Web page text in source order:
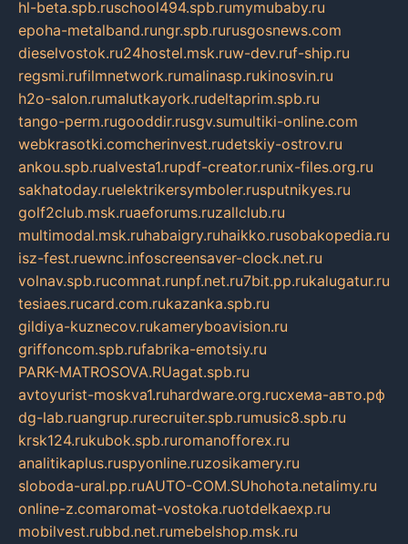
hl-beta.spb.ruschool494.spb.rumymubaby.ru
epoha-metalband.rungr.spb.rurusgosnews.com
dieselvostok.ru24hostel.msk.ruw-dev.ruf-ship.ru
regsmi.rufilmnetwork.rumalinasp.rukinosvin.ru
h2o-salon.rumalutkayork.rudeltaprim.spb.ru
tango-perm.rugooddir.rusgv.sumultiki-online.com
webkrasotki.comcherinvest.rudetskiy-ostrov.ru
ankou.spb.rualvesta1.rupdf-creator.runix-files.org.ru
sakhatoday.ruelektrikersymboler.rusputnikyes.ru
golf2club.msk.ruaeforums.ruzallclub.ru
multimodal.msk.ruhabaigry.ruhaikko.rusobakopedia.ru
isz-fest.ruewnc.infoscreensaver-clock.net.ru
volnav.spb.rucomnat.runpf.net.ru7bit.pp.rukalugatur.ru
tesiaes.rucard.com.rukazanka.spb.ru
gildiya-kuznecov.rukameryboavision.ru
griffoncom.spb.rufabrika-emotsiy.ru
PARK-MATROSOVA.RUagat.spb.ru
avtoyurist-moskva1.ruhardware.org.ruсхема-авто.рф
dg-lab.ruangrup.rurecruiter.spb.rumusic8.spb.ru
krsk124.rukubok.spb.ruromanofforex.ru
analitikaplus.ruspyonline.ruzosikamery.ru
sloboda-ural.pp.ruAUTO-COM.SUhohota.netalimy.ru
online-z.comaromat-vostoka.ruotdelkaexp.ru
mobilvest.rubbd.net.rumebelshop.msk.ru